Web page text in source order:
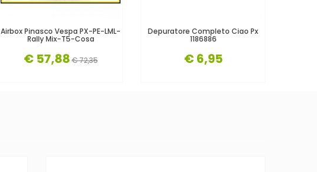
Airbox Pinasco Vespa PX-PE-LML-
Rally Mix-T5-Cosa
€ 57,88 € 72,35
Depuratore Completo Ciao Px
1186886
€ 6,95